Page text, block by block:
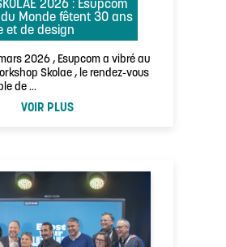
2026 : Esupcom
Monde fêtent 30 ans
et de design
2026 , Esupcom a vibré au
Skolae , le rendez-vous
de …
VOIR PLUS